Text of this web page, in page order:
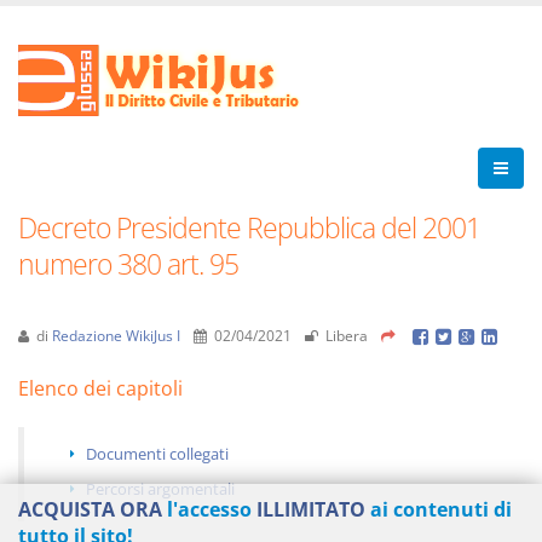
Decreto Presidente Repubblica del 2001
numero 380 art. 95
di Redazione WikiJus I 02/04/2021 Libera
Elenco dei capitoli
Documenti collegati
Percorsi argomentali
ACQUISTA ORA l'accesso ILLIMITATO ai contenuti di
tutto il sito!